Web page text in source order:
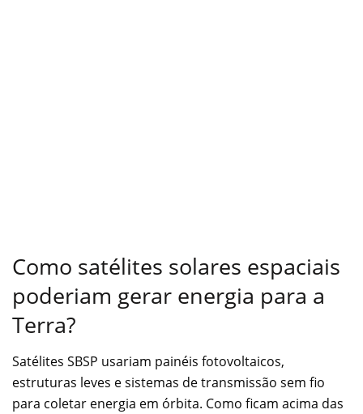
Como satélites solares espaciais
poderiam gerar energia para a
Terra?
Satélites SBSP usariam painéis fotovoltaicos,
estruturas leves e sistemas de transmissão sem fio
para coletar energia em órbita. Como ficam acima das